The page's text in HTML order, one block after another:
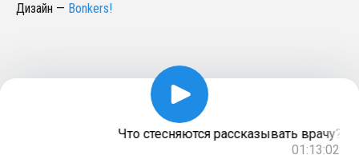
Дизайн — Bonkers!
Что стесняются рассказывать врачу?
01:13:02